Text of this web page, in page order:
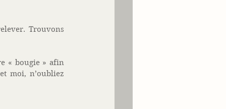
Trouvons
« bougie » afin
moi, n’oubliez